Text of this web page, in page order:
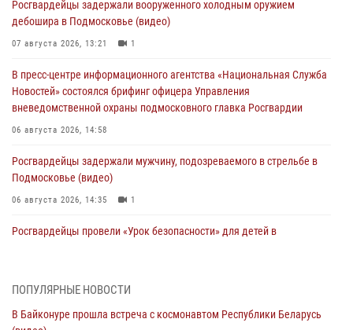
Росгвардейцы задержали вооруженного холодным оружием
дебошира в Подмосковье (видео)
07 августа 2026, 13:21 1
В пресс-центре информационного агентства «Национальная Служба
Новостей» состоялся брифинг офицера Управления
вневедомственной охраны подмосковного главка Росгвардии
06 августа 2026, 14:58
Росгвардейцы задержали мужчину, подозреваемого в стрельбе в
Подмосковье (видео)
06 августа 2026, 14:35 1
Росгвардейцы провели «Урок безопасности» для детей в
подозреваемые в организации незаконной миграции и
ПОПУЛЯРНЫЕ НОВОСТИ
В Байконуре прошла встреча с космонавтом Республики Беларусь